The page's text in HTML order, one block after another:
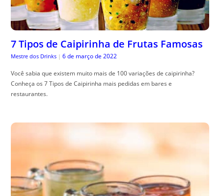
7 Tipos de Caipirinha de Frutas Famosas
Mestre dos Drinks | 6 de março de 2022
Você sabia que existem muito mais de 100 variações de caipirinha?
Conheça os 7 Tipos de Caipirinha mais pedidas em bares e
restaurantes.